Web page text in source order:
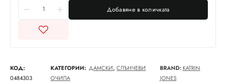
Добавяне в количката
КОД:
0484303
КАТЕГОРИИ: ДАМСКИ,СЛЪНЧЕВИ
ОЧИЛА
BRAND: KATRIN
JONES